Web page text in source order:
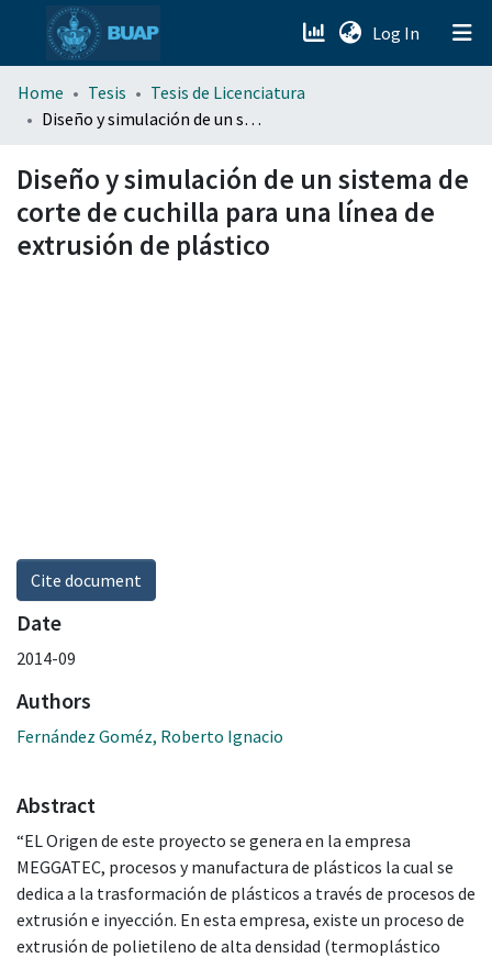
Log In (current)
menu.section.about_menu
Home Tesis
Tesis de Licenciatura
Diseño y simulación de un sistema de corte de cuchilla para una línea de extrusión de plástico
Diseño y simulación de un sistema de
corte de cuchilla para una línea de
extrusión de plástico
Cite document
Date
2014-09
Authors
Fernández Goméz, Roberto Ignacio
Abstract
“EL Origen de este proyecto se genera en la empresa
MEGGATEC, procesos y manufactura de plásticos la cual se
dedica a la trasformación de plásticos a través de procesos de
extrusión e inyección. En esta empresa, existe un proceso de
extrusión de polietileno de alta densidad (termoplástico